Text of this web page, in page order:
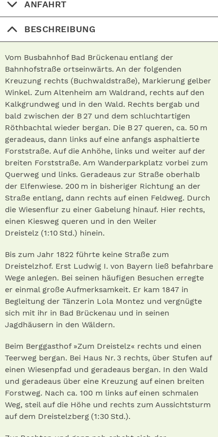
ANFAHRT
BESCHREIBUNG
Vom Busbahnhof Bad Brückenau entlang der
Bahnhofstraße ortseinwärts. An der folgenden
Kreuzung rechts (Buchwaldstraße), Markierung gelber
Winkel. Zum Altenheim am Waldrand, rechts auf den
Kalkgrundweg und in den Wald. Rechts bergab und
bald zwischen der B 27 und dem schluchtartigen
Röthbachtal wieder bergan. Die B 27 queren, ca. 50 m
geradeaus, dann links auf eine anfangs asphaltierte
Forststraße. Auf die Anhöhe, links und weiter auf der
breiten Forststraße. Am Wanderparkplatz vorbei zum
Querweg und links. Geradeaus zur Straße oberhalb
der Elfenwiese. 200 m in bisheriger Richtung an der
Straße entlang, dann rechts auf einen Feldweg. Durch
die Wiesenflur zu einer Gabelung hinauf. Hier rechts,
einen Kiesweg queren und in den Weiler
Dreistelz (1:10 Std.) hinein.
Bis zum Jahr 1822 führte keine Straße zum
Dreistelzhof. Erst Ludwig I. von Bayern ließ befahrbare
Wege anlegen. Bei seinen häufigen Besuchen erregte
er einmal große Aufmerksamkeit. Er kam 1847 in
Begleitung der Tänzerin Lola Montez und vergnügte
sich mit ihr in Bad Brückenau und in seinen
Jagdhäusern in den Wäldern.
Beim Berggasthof »Zum Dreistelz« rechts und einen
Teerweg bergan. Bei Haus Nr. 3 rechts, über Stufen auf
einen Wiesenpfad und geradeaus bergan. In den Wald
und geradeaus über eine Kreuzung auf einen breiten
Forstweg. Nach ca. 100 m links auf einen schmalen
Weg, steil auf die Höhe und rechts zum Aussichtsturm
auf dem Dreistelzberg (1:30 Std.) .